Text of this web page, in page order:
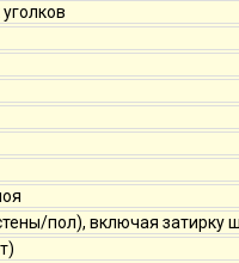
пол), включая затирку